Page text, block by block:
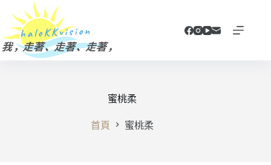
主
要
蜜桃柔
首頁 蜜桃柔